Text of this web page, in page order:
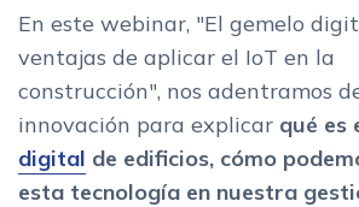
En este webinar, "El gemelo
ventajas de aplicar el IoT en la
construcción", nos adentramos
innovación para explicar qué es
digital de edificios, cómo
esta tecnología en nuestra